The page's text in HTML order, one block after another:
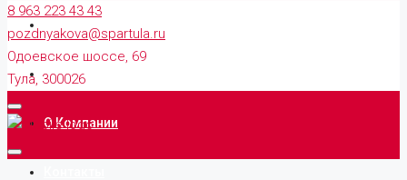
Продажа
О Компании
8 963 223 43 43
pozdnyakova@spartula.ru
Одоевское шоссе, 69
Тула, 300026